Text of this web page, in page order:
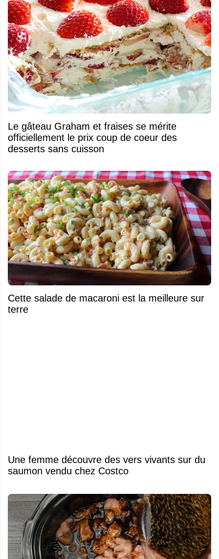
Le gâteau Graham et fraises se mérite
officiellement le prix coup de coeur des
desserts sans cuisson
Cette salade de macaroni est la meilleure sur
terre
Une femme découvre des vers vivants sur du
saumon vendu chez Costco